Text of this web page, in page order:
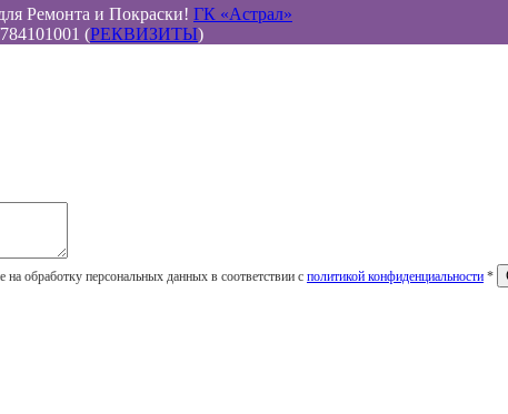
Ремонта и Покраски! ГК «Астрал»
(РЕКВИЗИТЫ)
обработку персональных данных в соответствии с политикой конфиденциальности *